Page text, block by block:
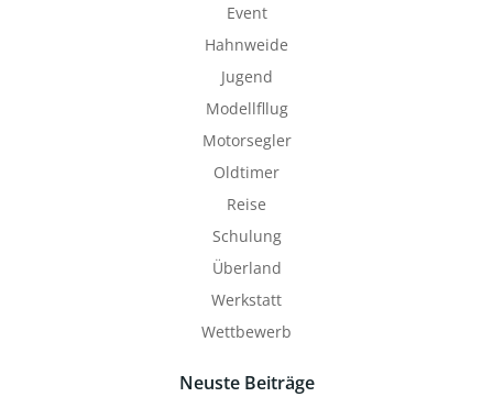
Event
Hahnweide
Jugend
Modellfllug
Motorsegler
Oldtimer
Reise
Schulung
Überland
Werkstatt
Wettbewerb
Neuste Beiträge